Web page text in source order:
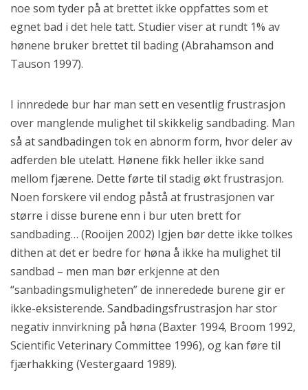
noe som tyder på at brettet ikke oppfattes som et
egnet bad i det hele tatt. Studier viser at rundt 1% av
hønene bruker brettet til bading (Abrahamson and
Tauson 1997).
I innredede bur har man sett en vesentlig frustrasjon
over manglende mulighet til skikkelig sandbading. Man
så at sandbadingen tok en abnorm form, hvor deler av
adferden ble utelatt. Hønene fikk heller ikke sand
mellom fjærene. Dette førte til stadig økt frustrasjon.
Noen forskere vil endog påstå at frustrasjonen var
større i disse burene enn i bur uten brett for
sandbading… (Rooijen 2002) Igjen bør dette ikke tolkes
dithen at det er bedre for høna å ikke ha mulighet til
sandbad – men man bør erkjenne at den
“sanbadingsmuligheten” de inneredede burene gir er
ikke-eksisterende. Sandbadingsfrustrasjon har stor
negativ innvirkning på høna (Baxter 1994, Broom 1992,
Scientific Veterinary Committee 1996), og kan føre til
fjærhakking (Vestergaard 1989).